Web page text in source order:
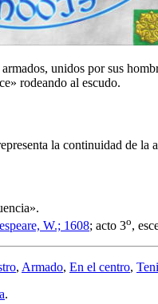
unidos por sus
rodeando al escudo.
la continuidad de la
».
W.; 1608; acto 3o,
, Armado, En el centro,
.